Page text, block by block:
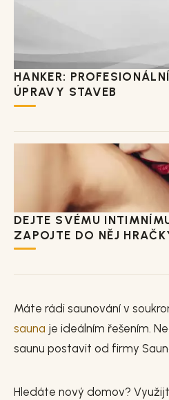
HANKER:
ÚPRAVY STAVEB
DEJTE SVÉMU
ZAPOJTE DO NĚJ
Máte rádi saunování v
sauna je ideálním řešením.
saunu postavit od firmy
Hledáte nový domov?